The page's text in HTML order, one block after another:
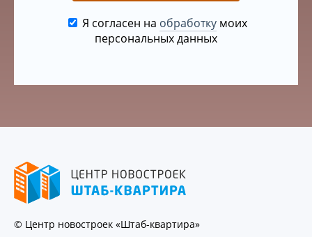
Я согласен на обработкумоих
персональных данных
© Центр новостроек «Штаб-квартира»